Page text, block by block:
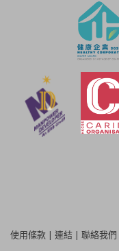
使用條款 | 連結 | 聯絡我們